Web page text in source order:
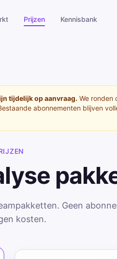
Prijzen Kennisbank
tijdelijk op aanvraag. We ronden
abonnementen blijven
Geen
kosten.